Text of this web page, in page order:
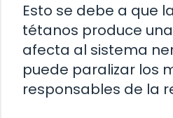
Esto se debe a que
tétanos produce
afecta al sistema
puede paralizar los
responsables de la